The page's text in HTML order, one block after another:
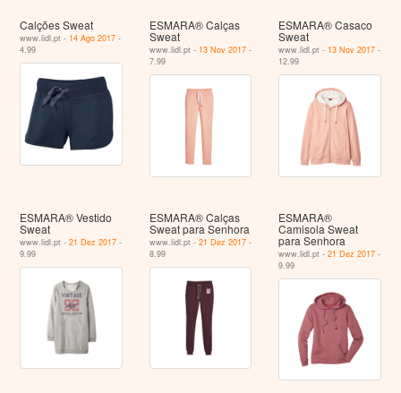
Calções Sweat
www.lidl.pt - 14 Ago 2017 -
4.99
ESMARA® Calças
Sweat
www.lidl.pt - 13 Nov 2017-
7.99
ESMARA® Casaco
Sweat
www.lidl.pt - 13 Nov 2017 -
12.99
ESMARA® Vestido
Sweat
www.lidl.pt -21 Dez 2017 -
9.99
ESMARA® Calças
Sweat para Senhora
www.lidl.pt - 21 Dez 2017-
8.99
ESMARA®
Camisola Sweat
para Senhora
www.lidl.pt -21 Dez 2017 -
9.99